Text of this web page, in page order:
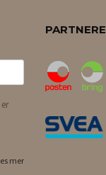
mer
PARTNERE